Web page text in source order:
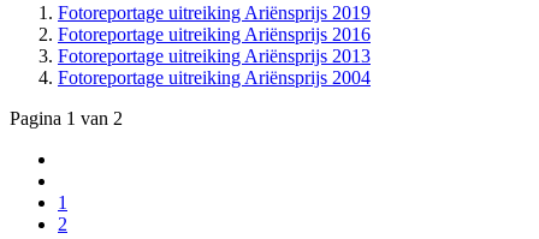
Fotoreportage uitreiking Ariënsprijs 2019
Fotoreportage uitreiking Ariënsprijs 2016
Fotoreportage uitreiking Ariënsprijs 2013
Fotoreportage uitreiking Ariënsprijs 2004
Pagina 1 van 2
1
2